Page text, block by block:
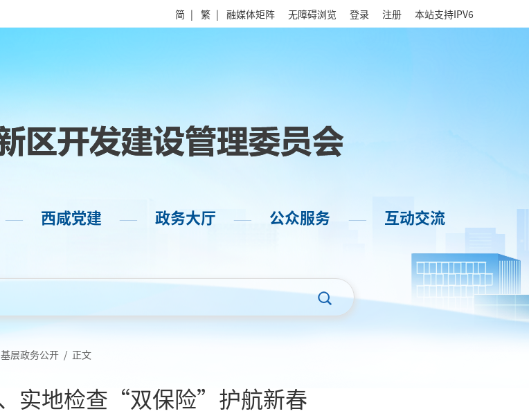
简 | 繁 | 融媒体矩阵 无障碍浏览 登录 注册 本站支持IPV6
—— 西咸党建 —— 政务大厅 —— 公众服务 —— 互动交流
基层政务公开 / 正文
实地检查“双保险”护航新春